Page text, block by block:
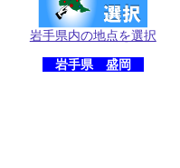
岩手県内の地点を選択
岩手県 盛岡